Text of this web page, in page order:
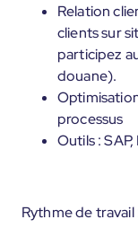
Relation
clients sur
participez
douane).
processus
Outils :
Rythme de travail